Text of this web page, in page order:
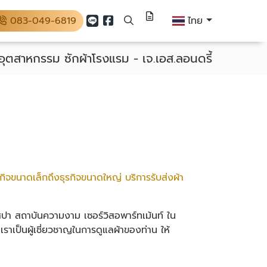
083-049-6819 ไทย
ตสาหกรรม ซักผ้าโรงแรม - เจ.เอส.ลอนดรี้
ขนาดเล็กถึงธุรกิจขนาดใหญ่ บริการรับส่งผ้า
า สถาบันความงาม เซอร์วิสอพาร์ทเม้นท์ ใน
เป็นผู้เชี่ยวชาญในการดูแลผ้าของท่าน ให้